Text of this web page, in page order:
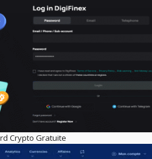
Crypto Gratuite